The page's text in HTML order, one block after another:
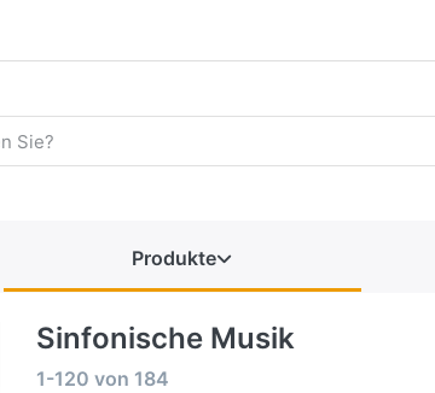
Produkte
Sinfonische Musik
1-120 von 184